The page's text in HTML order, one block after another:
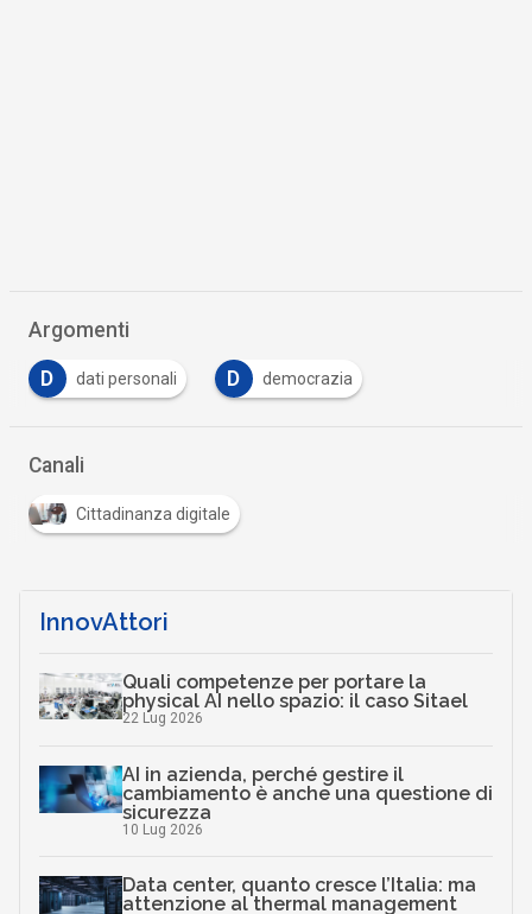
WHITE PAPER